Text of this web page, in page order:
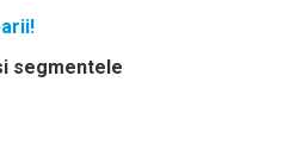
segmentele